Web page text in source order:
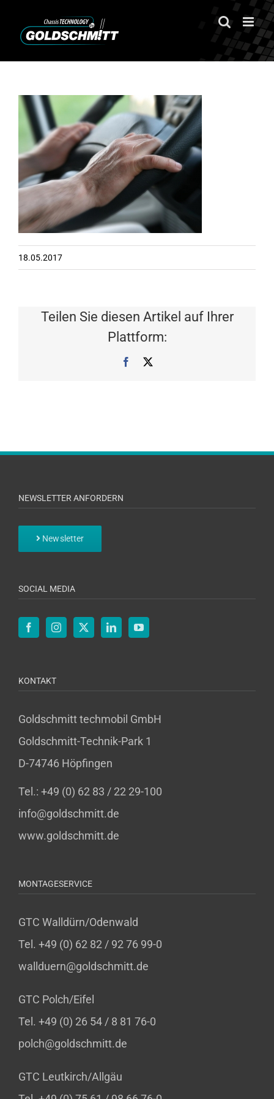
Inhalt
18.05.2017
Teilen Sie diesen Artikel auf Ihrer
Plattform:
Facebook
NEWSLETTER ANFORDERN
Newsletter
SOCIAL MEDIA
KONTAKT
Goldschmitt techmobil GmbH
Goldschmitt-Technik-Park 1
D-74746 Höpfingen
Tel.: +49 (0) 62 83 / 22 29-100
info@goldschmitt.de
www.goldschmitt.de
MONTAGESERVICE
GTC Walldürn/Odenwald
Tel. +49 (0) 62 82 / 92 76 99-0
wallduern@goldschmitt.de
GTC Polch/Eifel
Tel. +49 (0) 26 54 / 8 81 76-0
polch@goldschmitt.de
GTC Leutkirch/Allgäu